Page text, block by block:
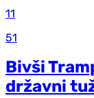
11
51
Bivši
državni